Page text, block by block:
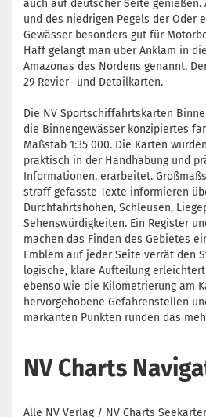
auch auf deutscher Seite genießen.
und des niedrigen Pegels der Oder
Gewässer besonders gut für
Haff gelangt man über Anklam in
Amazonas des Nordens genannt.
29 Revier- und Detailkarten.
Die NV Sportschiffahrtskarten
die Binnengewässer konzipiertes
Maßstab 1:35 000. Die Karten
praktisch in der Handhabung und
Informationen, erarbeitet.
straff gefasste Texte informieren
Durchfahrtshöhen, Schleusen,
Sehenswürdigkeiten. Ein Register
machen das Finden des Gebietes
Emblem auf jeder Seite verrät den
logische, klare Aufteilung
ebenso wie die Kilometrierung am
hervorgehobene Gefahrenstellen
markanten Punkten runden das
NV Charts
Alle NV Verlag / NV Charts